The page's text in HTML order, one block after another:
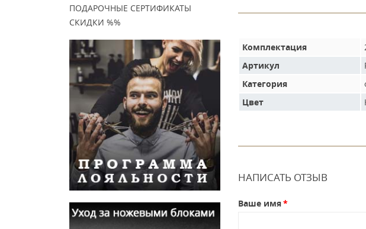
ПОДАРОЧНЫЕ СЕРТИФИКАТЫ
СКИДКИ %%
Комплектация
Артикул
Категория
Цвет
НАПИСАТЬ ОТЗЫВ
Ваше имя